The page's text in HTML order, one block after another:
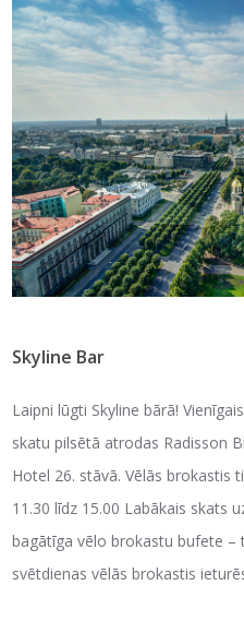
Skyline Bar
Laipni lūgti Skyline bārā!
skatu pilsētā atrodas Radisson
Hotel 26. stāvā. Vēlās brokastis
11.30 līdz 15.00 Labākais skats
bagātīga vēlo brokastu bufete –
svētdienas vēlās brokastis